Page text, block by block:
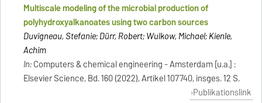
Multiscale modeling of the microbial production of
polyhydroxyalkanoates using two carbon sources
Duvigneau, Stefanie; Dürr, Robert; Wulkow, Michael; Kienle,
Achim
In:Computers & chemical engineering - Amsterdam [u.a.] :
Elsevier Science, Bd. 160 (2022), Artikel 107740, insges. 12 S.
Publikationslink